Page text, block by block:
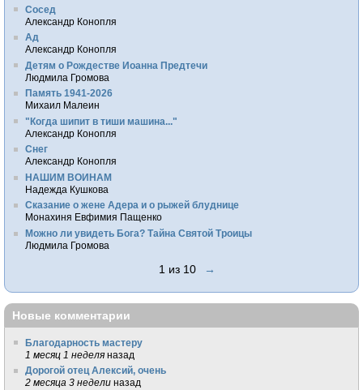
Сосед
Александр Конопля
Ад
Александр Конопля
Детям о Рождестве Иоанна Предтечи
Людмила Громова
Память 1941-2026
Михаил Малеин
"Когда шипит в тиши машина..."
Александр Конопля
Снег
Александр Конопля
НАШИМ ВОИНАМ
Надежда Кушкова
Сказание о жене Адера и о рыжей блуднице
Монахиня Евфимия Пащенко
Можно ли увидеть Бога? Тайна Святой Троицы
Людмила Громова
1 из 10 →
Новые комментарии
Благодарность мастеру
1 месяц 1 неделя назад
Дорогой отец Алексий, очень
2 месяца 3 недели назад